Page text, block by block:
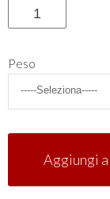
Peso
Aggiungi